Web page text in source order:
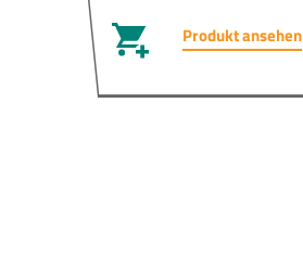
Produkt ansehen